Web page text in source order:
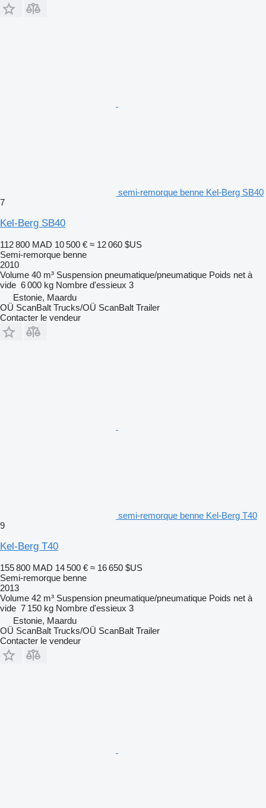
semi-remorque benne Kel-Berg SB40
7
Kel-Berg SB40
112 800 MAD 10 500 € ≈ 12 060 $US
Semi-remorque benne
2010
Volume 40 m³ Suspension pneumatique/pneumatique Poids net à
vide 6 000 kg Nombre d'essieux 3
Estonie, Maardu
OÜ ScanBalt Trucks/OÜ ScanBalt Trailer
Contacter le vendeur
semi-remorque benne Kel-Berg T40
9
Kel-Berg T40
155 800 MAD 14 500 € ≈ 16 650 $US
Semi-remorque benne
2013
Volume 42 m³ Suspension pneumatique/pneumatique Poids net à
vide 7 150 kg Nombre d'essieux 3
Estonie, Maardu
OÜ ScanBalt Trucks/OÜ ScanBalt Trailer
Contacter le vendeur